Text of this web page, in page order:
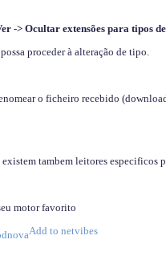
-> Ocultar extensões para tipos
proceder à alteração de tipo.
o ficheiro recebido
tambem leitores especificos
motor favorito